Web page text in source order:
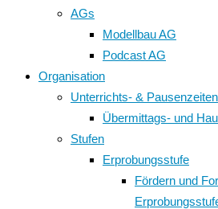
AGs
Modellbau AG
Podcast AG
Organisation
Unterrichts- & Pausenzeiten
Übermittags- und
Stufen
Erprobungsstufe
Fördern und